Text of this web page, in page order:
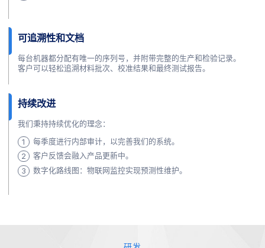
可追溯性和文档
每台机器都分配有唯一的序列号，并附带完整的生产和检验记录。
客户可以轻松追溯材料批次、校准结果和最终测试报告。
持续改进
我们秉持持续优化的理念：
每季度进行内部审计，以完善我们的系统。
客户反馈会融入产品更新中。
数字化路线图：物联网监控实现预测性维护。